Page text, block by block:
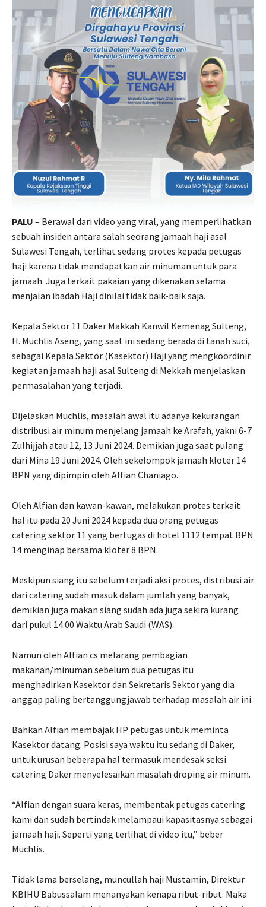
PALU – Berawal dari video yang viral, yang memperlihatkan
sebuah insiden antara salah seorang jamaah haji asal
Sulawesi Tengah, terlihat sedang protes kepada petugas
haji karena tidak mendapatkan air minuman untuk para
jamaah. Juga terkait pakaian yang dikenakan selama
menjalan ibadah Haji dinilai tidak baik-baik saja.
Kepala Sektor 11 Daker Makkah Kanwil Kemenag Sulteng,
H. Muchlis Aseng, yang saat ini sedang berada di tanah suci,
sebagai Kepala Sektor (Kasektor) Haji yang mengkoordinir
kegiatan jamaah haji asal Sulteng di Mekkah menjelaskan
permasalahan yang terjadi.
Dijelaskan Muchlis, masalah awal itu adanya kekurangan
distribusi air minum menjelang jamaah ke Arafah, yakni 6-7
Zulhijjah atau 12, 13 Juni 2024. Demikian juga saat pulang
dari Mina 19 Juni 2024. Oleh sekelompok jamaah kloter 14
BPN yang dipimpin oleh Alfian Chaniago.
Oleh Alfian dan kawan-kawan, melakukan protes terkait
hal itu pada 20 Juni 2024 kepada dua orang petugas
catering sektor 11 yang bertugas di hotel 1112 tempat BPN
14 menginap bersama kloter 8 BPN.
Meskipun siang itu sebelum terjadi aksi protes, distribusi air
dari catering sudah masuk dalam jumlah yang banyak,
demikian juga makan siang sudah ada juga sekira kurang
dari pukul 14.00 Waktu Arab Saudi (WAS).
Namun oleh Alfian cs melarang pembagian
makanan/minuman sebelum dua petugas itu
menghadirkan Kasektor dan Sekretaris Sektor yang dia
anggap paling bertanggungjawab terhadap masalah air ini.
Bahkan Alfian membajak HP petugas untuk meminta
Kasektor datang. Posisi saya waktu itu sedang di Daker,
untuk urusan beberapa hal termasuk mendesak seksi
catering Daker menyelesaikan masalah droping air minum.
“Alfian dengan suara keras, membentak petugas catering
kami dan sudah bertindak melampaui kapasitasnya sebagai
jamaah haji. Seperti yang terlihat di video itu,” beber
Muchlis.
Tidak lama berselang, muncullah haji Mustamin, Direktur
KBIHU Babussalam menanyakan kenapa ribut-ribut. Maka